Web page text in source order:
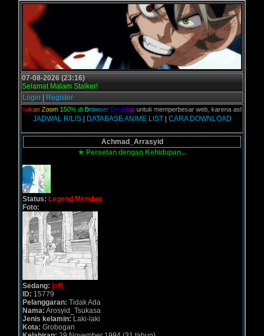
07-08-2026 (23:16)
Selamat Malam Stalker!
Login
Register
an Zoom 150 % di Bro wser Desktopuntuk memperbesar web, karena aslinya web
JADWAL RILIS| DATABASE ANIME LIST| CARA DOWNLOAD
Achmad_Arrasyid
★ Persetan dengan Kehidupan...
Status: Legend Member
Foto:
Sedang: [off]
ID: 15779
Pelanggaran: Tidak Ada
Nama: Arosyid_Tsukasa
Jenis kelamin: Laki-laki
Kota: Grobogan